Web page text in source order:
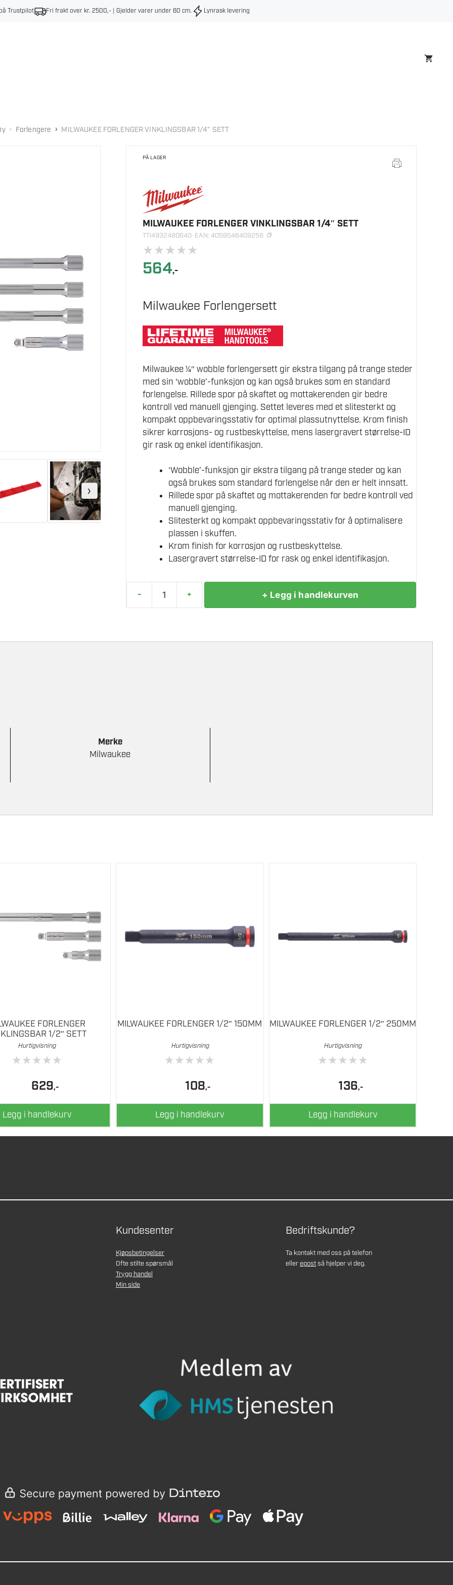
Trustpilot Fri frakt over kr. 2500,- | Gjelder varer under 60 cm. Lynrask levering
› Forlengere › MILWAUKEE FORLENGER VINKLINGSBAR 1/4″ SETT
›
PÅ LAGER
MILWAUKEE FORLENGER VINKLINGSBAR 1/4″ SETT
TTI4932480640· EAN: 4058546409258
★★★★★
564,-
Milwaukee Forlengersett
Milwaukee ¼″ wobble forlengersett gir ekstra tilgang på trange steder
med sin ‘wobble’-funksjon og kan også brukes som en standard
forlengelse. Rillede spor på skaftet og mottakerenden gir bedre
kontroll ved manuell gjenging. Settet leveres med et slitesterkt og
kompakt oppbevaringsstativ for optimal plassutnyttelse. Krom finish
sikrer korrosjons- og rustbeskyttelse, mens lasergravert størrelse-ID
gir rask og enkel identifikasjon.
‘Wobble’-funksjon gir ekstra tilgang på trange steder og kan
også brukes som standard forlengelse når den er helt innsatt.
Rillede spor på skaftet og mottakerenden for bedre kontroll ved
manuell gjenging.
Slitesterkt og kompakt oppbevaringsstativ for å optimalisere
plassen i skuffen.
Krom finish for korrosjon og rustbeskyttelse.
Lasergravert størrelse-ID for rask og enkel identifikasjon.
-
MILWAUKEE
+ + Legg i handlekurven
Merke
Milwaukee
FORLENGER
1/2″ SETT
Hurtigvisning
★★★★★
629,-
Legg i handlekurv
MILWAUKEE FORLENGER 1/2″ 150MM
Hurtigvisning
★★★★★
108,-
Legg i handlekurv
MILWAUKEE FORLENGER 1/2″ 250MM
Hurtigvisning
★★★★★
136,-
Legg i handlekurv
Kundesenter
Kjøpsbetingelser
Ofte stilte spørsmål
Trygg handel
Min side
Bedriftskunde?
Ta kontakt med oss på telefon
ellerepostså hjelper vi deg.